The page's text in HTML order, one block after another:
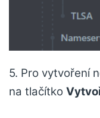
5. Pro vytvoření
na tlačítko